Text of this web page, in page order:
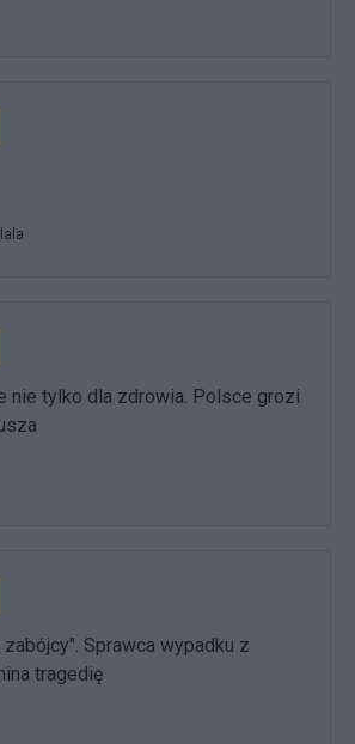
nie tylko dla zdrowia. Polsce grozi
Sprawca wypadku z
tragedię